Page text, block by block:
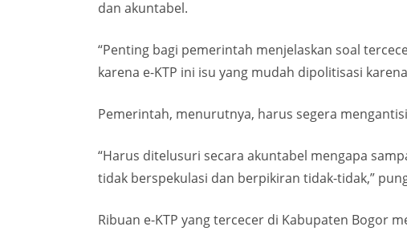
dan akuntabel.
“Penting bagi pemerintah menjelaskan soal
karena e-KTP ini isu yang mudah dipolitisasi
Pemerintah, menurutnya, harus segera
“Harus ditelusuri secara akuntabel mengapa
tidak berspekulasi dan berpikiran tidak-tidak,”
Ribuan e-KTP yang tercecer di Kabupaten Bogor